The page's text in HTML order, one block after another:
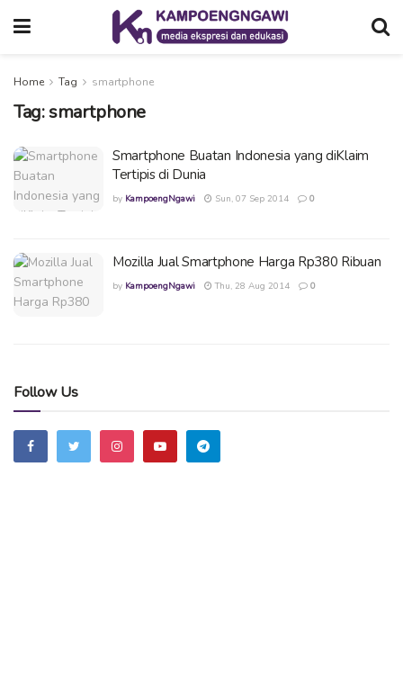
Home Tag smartphone
Tag:smartphone
Smartphone Buatan Indonesia yang diKlaim
Tertipis di Dunia
by KampoengNgawi Sun, 07 Sep 2014 0
Mozilla Jual Smartphone Harga Rp380 Ribuan
by KampoengNgawi Thu, 28 Aug 2014 0
Follow Us